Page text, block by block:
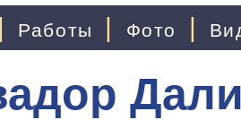
| Работы | Фото |